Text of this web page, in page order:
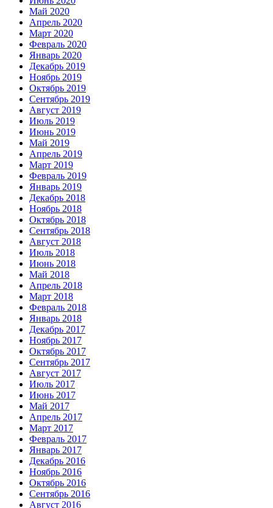
Май 2020
Апрель 2020
Март 2020
Февраль 2020
Январь 2020
Декабрь 2019
Ноябрь 2019
Октябрь 2019
Сентябрь 2019
Август 2019
Июль 2019
Июнь 2019
Май 2019
Апрель 2019
Март 2019
Февраль 2019
Январь 2019
Декабрь 2018
Ноябрь 2018
Октябрь 2018
Сентябрь 2018
Август 2018
Июль 2018
Июнь 2018
Май 2018
Апрель 2018
Март 2018
Февраль 2018
Январь 2018
Декабрь 2017
Ноябрь 2017
Октябрь 2017
Сентябрь 2017
Август 2017
Июль 2017
Июнь 2017
Май 2017
Апрель 2017
Март 2017
Февраль 2017
Январь 2017
Декабрь 2016
Ноябрь 2016
Октябрь 2016
Сентябрь 2016
Август 2016